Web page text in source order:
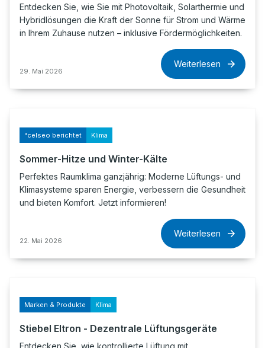
Entdecken Sie, wie Sie mit Photovoltaik, Solarthermie und
Hybridlösungen die Kraft der Sonne für Strom und Wärme
in Ihrem Zuhause nutzen – inklusive Fördermöglichkeiten.
29. Mai 2026
Weiterlesen
°celseo berichtet Klima
Sommer-Hitze und Winter-Kälte
Perfektes Raumklima ganzjährig: Moderne Lüftungs- und
Klimasysteme sparen Energie, verbessern die Gesundheit
und bieten Komfort. Jetzt informieren!
22. Mai 2026
Weiterlesen
Marken & Produkte Klima
Stiebel Eltron - Dezentrale Lüftungsgeräte
Entdecken Sie, wie kontrollierte Lüftung mit